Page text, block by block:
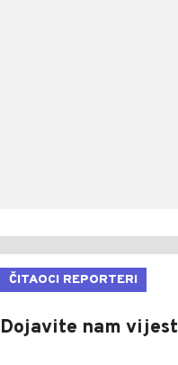
ČITAOCI REPORTERI
Dojavite nam vijest